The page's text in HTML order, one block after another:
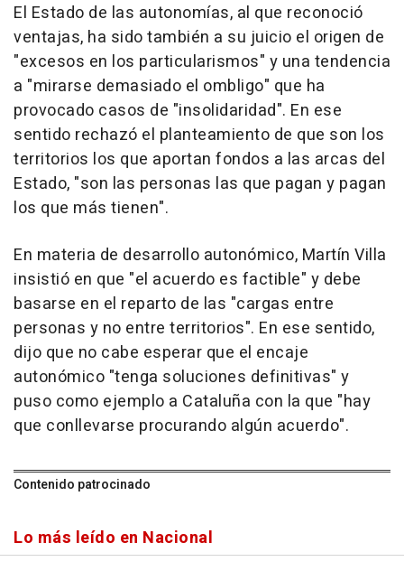
El Estado de las autonomías, al que reconoció
ventajas, ha sido también a su juicio el origen de
"excesos en los particularismos" y una tendencia
a "mirarse demasiado el ombligo" que ha
provocado casos de "insolidaridad". En ese
sentido rechazó el planteamiento de que son los
territorios los que aportan fondos a las arcas del
Estado, "son las personas las que pagan y pagan
los que más tienen".
En materia de desarrollo autonómico, Martín Villa
insistió en que "el acuerdo es factible" y debe
basarse en el reparto de las "cargas entre
personas y no entre territorios". En ese sentido,
dijo que no cabe esperar que el encaje
autonómico "tenga soluciones definitivas" y
puso como ejemplo a Cataluña con la que "hay
que conllevarse procurando algún acuerdo".
Contenido patrocinado
Lo más leído en Nacional